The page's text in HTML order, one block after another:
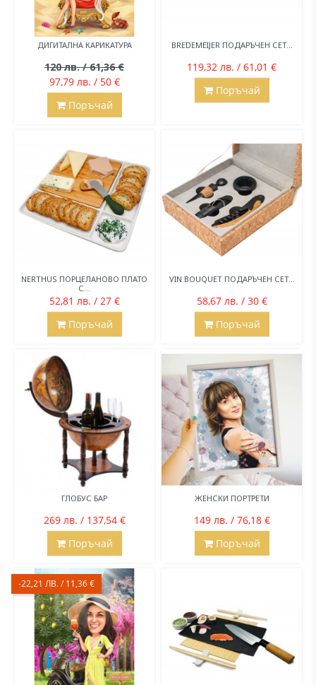
ДИГИТАЛНА КАРИКАТУРА
120 лв. / 61,36 €
97,79 лв. / 50 €
Поръчай
BREDEMEIJER ПОДАРЪЧЕН СЕТ...
119,32 лв. / 61,01 €
Поръчай
NERTHUS ПОРЦЕЛАНОВО ПЛАТО
С...
52,81 лв. / 27 €
Поръчай
VIN BOUQUET ПОДАРЪЧЕН СЕТ...
58,67 лв. / 30 €
Поръчай
ГЛОБУС БАР
269 лв. / 137,54 €
Поръчай
ЖЕНСКИ ПОРТРЕТИ
149 лв. / 76,18 €
Поръчай
-22,21 ЛВ. / 11,36 €